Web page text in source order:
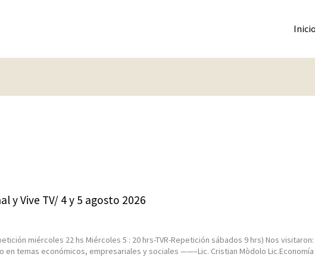
y Vive TV/ 4 y 5 agosto 2026
miércoles 22 hs Miércoles 5 : 20 hrs-TVR-Repetición sábados 9 hrs) Nos visitaron:
temas económicos, empresariales y sociales ——–Lic. Cristian Mòdolo Lic.Economía